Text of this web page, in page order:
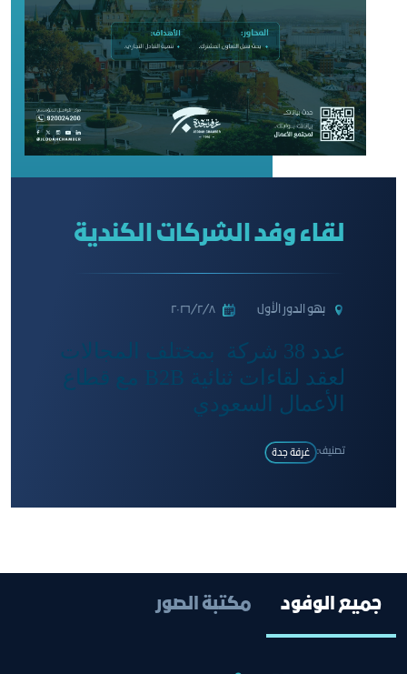
لقاء وفد الشركات الكندية
بهو الدور الأول ٨‏/٢‏/٢٠٢٦
عدد 38 شركة بمختلف المجالات
لعقد لقاءات ثنائية B2B مع قطاع
الأعمال السعودي
تصنيف: غرفة جدة
جميع اﻟﻮﻓﻮد مكتبة الصور